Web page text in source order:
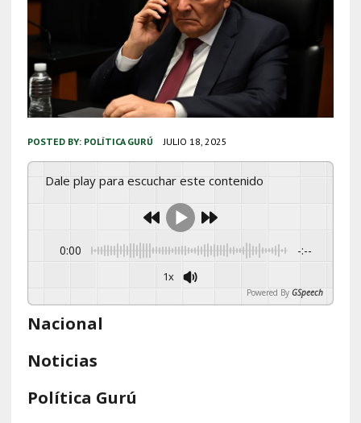
POSTED BY: POLÍTICA GURÚ JULIO 18, 2025
Dale play para escuchar este contenido
0:00 -:--
1x
Powered By GSpeech
Nacional
Noticias
Política Gurú